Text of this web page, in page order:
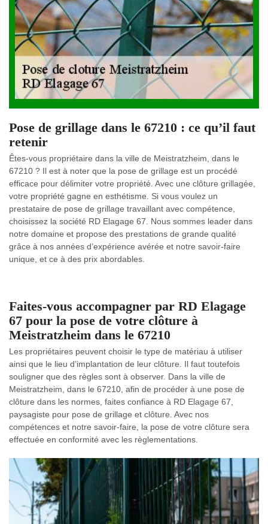
Pose de grillage dans le 67210 : ce qu’il faut
retenir
Êtes-vous propriétaire dans la ville de Meistratzheim, dans le
67210 ? Il est à noter que la pose de grillage est un procédé
efficace pour délimiter votre propriété. Avec une clôture grillagée,
votre propriété gagne en esthétisme. Si vous voulez un
prestataire de pose de grillage travaillant avec compétence,
choisissez la société RD Elagage 67. Nous sommes leader dans
notre domaine et propose des prestations de grande qualité
grâce à nos années d’expérience avérée et notre savoir-faire
unique, et ce à des prix abordables.
Faites-vous accompagner par RD Elagage
67 pour la pose de votre clôture à
Meistratzheim dans le 67210
Les propriétaires peuvent choisir le type de matériau à utiliser
ainsi que le lieu d’implantation de leur clôture. Il faut toutefois
souligner que des règles sont à observer. Dans la ville de
Meistratzheim, dans le 67210, afin de procéder à une pose de
clôture dans les normes, faites confiance à RD Elagage 67,
paysagiste pour pose de grillage et clôture. Avec nos
compétences et notre savoir-faire, la pose de votre clôture sera
effectuée en conformité avec les règlementations.